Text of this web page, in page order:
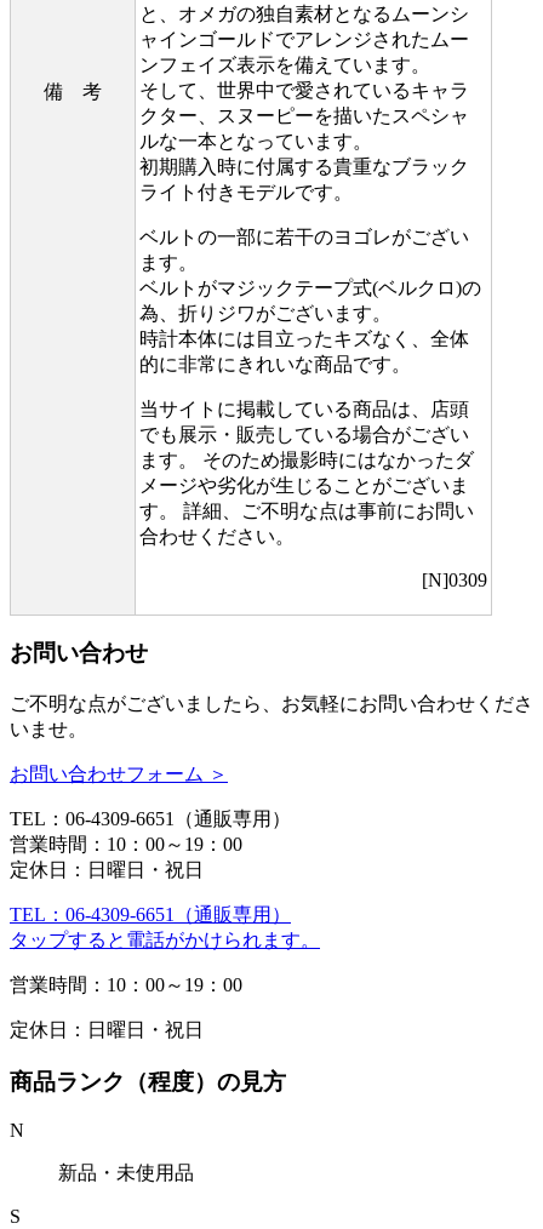
備 考
と、オメガの独自素材となるムーンシ
ャインゴールドでアレンジされたムー
ンフェイズ表示を備えています。
そして、世界中で愛されているキャラ
クター、スヌーピーを描いたスペシャ
ルな一本となっています。
初期購入時に付属する貴重なブラック
ライト付きモデルです。
ベルトの一部に若干のヨゴレがござい
ます。
ベルトがマジックテープ式(ベルクロ)の
為、折りジワがございます。
時計本体には目立ったキズなく、全体
的に非常にきれいな商品です。
当サイトに掲載している商品は、店頭
でも展示・販売している場合がござい
ます。 そのため撮影時にはなかったダ
メージや劣化が生じることがございま
す。 詳細、ご不明な点は事前にお問い
合わせください。
[N]0309
お問い合わせ
ご不明な点がございましたら、お気軽にお問い合わせくださ
いませ。
お問い合わせフォーム ＞
TEL：06-4309-6651（通販専用）
営業時間：10：00～19：00
定休日：日曜日・祝日
TEL：06-4309-6651（通販専用）
タップすると電話がかけられます。
営業時間：10：00～19：00
定休日：日曜日・祝日
商品ランク（程度）の見方
N
新品・未使用品
S